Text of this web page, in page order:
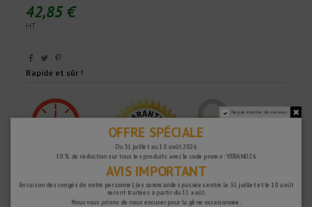
42,85 €
HT
Rapide et sûr !
Ne pas montrer de nouveau.
OFFRE SPÉCIALE
Du 31 juillet au 10 août 2026
10 % de réduction sur tous les produits avec le code promo : VERANO26
AVIS IMPORTANT
En raison des congés de notre personnel, les commandes passées entre le 31 juillet et le 10 août
seront traitées à partir du 11 août.
Nous vous prions de nous excuser pour la gêne occasionnée.